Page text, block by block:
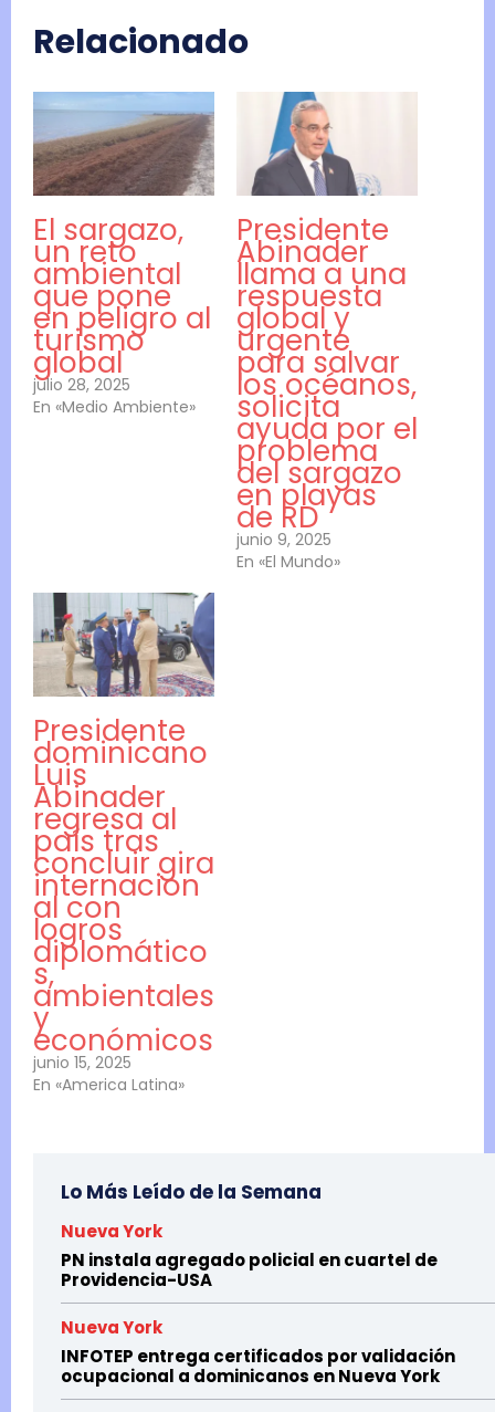
Relacionado
El sargazo,
un reto
ambiental
que pone
en peligro al
turismo
global
julio 28, 2025
En «Medio Ambiente»
Presidente
Abinader
llama a una
respuesta
global y
urgente
para salvar
los océanos,
solicita
ayuda por el
problema
del sargazo
en playas
de RD
junio 9, 2025
En «El Mundo»
Presidente
dominicano
Luis
Abinader
regresa al
país tras
concluir gira
internacion
al con
logros
diplomático
s,
ambientales
y
económicos
junio 15, 2025
En «America Latina»
Lo Más Leído de la Semana
Nueva York
PN instala agregado policial en cuartel de
Providencia-USA
Nueva York
INFOTEP entrega certificados por validación
ocupacional a dominicanos en Nueva York